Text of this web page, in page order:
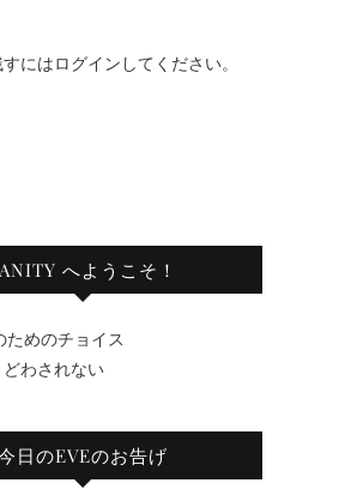
にはログインしてください。
へようこそ！
ためのチョイス
わされない
日のEVEのお告げ